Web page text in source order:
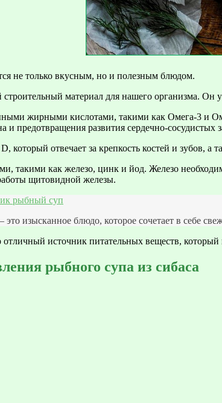
не только вкусным, но и полезным блюдом.
материал для нашего организма. Он
жирными кислотами, такими как Омега-3 и
и предотвращения развития сердечно-сосудистых
который отвечает за крепкость костей и зубов, а
такими как железо, цинк и йод. Железо
щитовидной железы.
рыбный суп
изысканное блюдо, которое сочетает в себе
источник питательных веществ,
рыбного супа из сибаса